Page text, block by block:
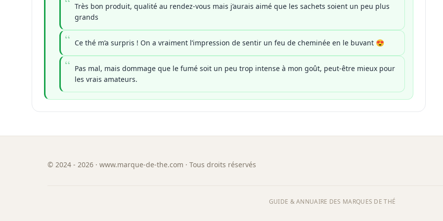
Très bon produit, qualité au rendez-vous mais j’aurais aimé que les sachets soient un peu plus
grands
Ce thé m’a surpris ! On a vraiment l’impression de sentir un feu de cheminée en le buvant 😍
Pas mal, mais dommage que le fumé soit un peu trop intense à mon goût, peut-être mieux pour
les vrais amateurs.
© 2024 - 2026 · www.marque-de-the.com · Tous droits réservés
GUIDE & ANNUAIRE DES MARQUES DE THÉ